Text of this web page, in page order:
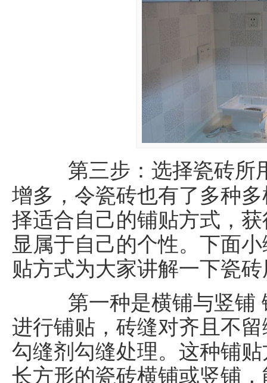
第三步：选择瓷砖所
增多，令瓷砖也有了多种
择适合自己的铺贴方式，
显属于自己的个性。下面
贴方式为大家讲解一下瓷
第一种是横铺与竖铺
进行铺贴，砖缝对齐且不
勾缝剂勾缝处理。这种铺
长方形的瓷砖横铺或竖铺